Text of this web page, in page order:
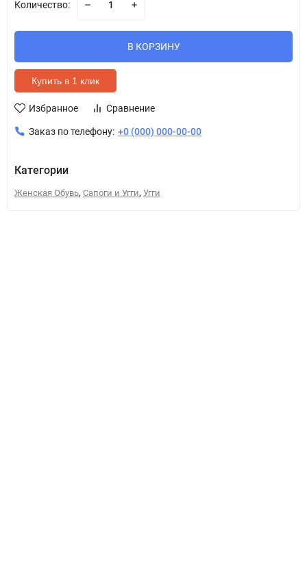
Количество:
В КОРЗИНУ
Купить в 1 клик
Избранное Сравнение
Заказ по телефону: +0 (000) 000-00-00
Категории
Женская Обувь, Сапоги и Угги, Угги